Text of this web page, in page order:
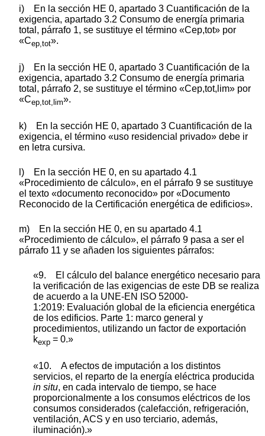
i) En la sección HE 0, apartado 3 Cuantificación de la
exigencia, apartado 3.2 Consumo de energía primaria
total, párrafo 1, se sustituye el término «Cep,tot» por
«Cep,tot».
j) En la sección HE 0, apartado 3 Cuantificación de la
exigencia, apartado 3.2 Consumo de energía primaria
total, párrafo 2, se sustituye el término «Cep,tot,lim» por
«Cep,tot,lim».
k) En la sección HE 0, apartado 3 Cuantificación de la
exigencia, el término «uso residencial privado» debe ir
en letra cursiva.
l) En la sección HE 0, en su apartado 4.1
«Procedimiento de cálculo», en el párrafo 9 se sustituye
el texto «documento reconocido» por «Documento
Reconocido de la Certificación energética de edificios».
m) En la sección HE 0, en su apartado 4.1
«Procedimiento de cálculo», el párrafo 9 pasa a ser el
párrafo 11 y se añaden los siguientes párrafos:
«9. El cálculo del balance energético necesario para
la verificación de las exigencias de este DB se realiza
de acuerdo a la UNE-EN ISO 52000-
1:2019: Evaluación global de la eficiencia energética
de los edificios. Parte 1: marco general y
procedimientos, utilizando un factor de exportación
kexp = 0.»
«10. A efectos de imputación a los distintos
servicios, el reparto de la energía eléctrica producida
in situ, en cada intervalo de tiempo, se hace
proporcionalmente a los consumos eléctricos de los
consumos considerados (calefacción, refrigeración,
ventilación, ACS y en uso terciario, además,
iluminación).»